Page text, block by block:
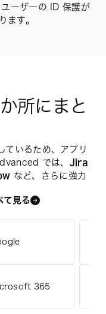
ーザーの ID 保護が
ます。
所にまと
ているため、アプリ
では、 Jira
など、さらに強力
て見る
365